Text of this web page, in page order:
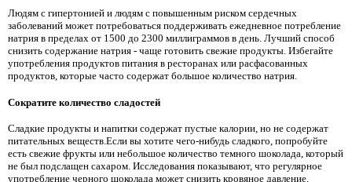
Людям с гипертонией и людям с повышенным риском сердечных
заболеваний может потребоваться поддерживать ежедневное потребление
натрия в пределах от 1500 до 2300 миллиграммов в день. Лучший способ
снизить содержание натрия - чаще готовить свежие продукты. Избегайте
употребления продуктов питания в ресторанах или расфасованных
продуктов, которые часто содержат большое количество натрия.
Сократите количество сладостей
Сладкие продукты и напитки содержат пустые калории, но не содержат
питательных веществ.Если вы хотите чего-нибудь сладкого, попробуйте
есть свежие фрукты или небольшое количество темного шоколада, который
не был подслащен сахаром. Исследования показывают, что регулярное
употребление черного шоколада может снизить кровяное давление.